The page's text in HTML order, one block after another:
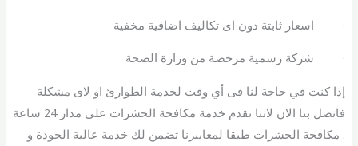
· اسعار ثابتة دون اى تكاليف اضافية مخفية
· شركة رسمية مرخصة من وزارة الصحة
إذا كنت في حاجة لنا فى أي وقت لخدمة الطوارئ او لاى مشكلة
فاتصل بنا الان لاننا نقدم خدمة مكافحة الحشرات على مدار 24 ساعة
. مكافحة الحشرات طبقا لمعاييرنا تضمن لك خدمة عالية الجودة و